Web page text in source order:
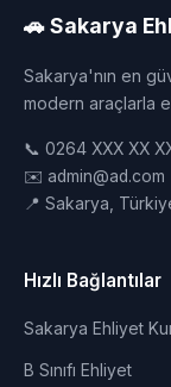
🚗 Sakarya
Sakarya'nın en
modern araçlarla
📞 0264 XXX XX
✉️ admin@ad.com
📍 Sakarya,
Hızlı Bağlantılar
Sakarya Ehliyet
B Sınıfı Ehliyet